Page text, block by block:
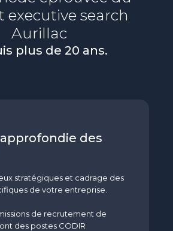
executive search
Aurillac
plus de 20 ans.
des
stratégiques et cadrage des
de votre entreprise.
de recrutement de
des postes CODIR